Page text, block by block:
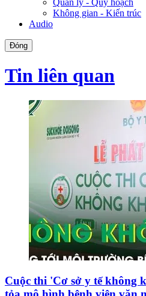
Quản lý - Quy hoạch
Không gian - Kiến trúc
Audio
Đóng
Tin liên quan
Cuộc thi 'Cơ sở y tế không